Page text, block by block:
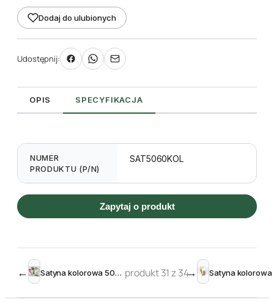
x
50m
do
zadruku
Dodaj do ulubionych
Udostępnij:
OPIS SPECYFIKACJA
NUMER
PRODUKTU (P/N)
SAT5060KOL
Zapytaj o produkt
← Satyna kolorowa 50mm x 50m do zadruku TT produkt 31 z 34→